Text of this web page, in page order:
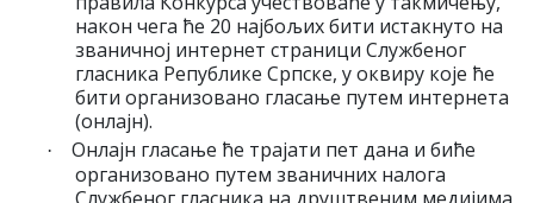
након чега ће 20 најбољих бити истакнуто на
званичној интернет страници Службеног
гласника Републике Српске, у оквиру које ће
бити организовано гласање путем интернета
(онлајн).
·
Онлајн гласање ће трајати пет дана и биће
организовано путем званичних налога